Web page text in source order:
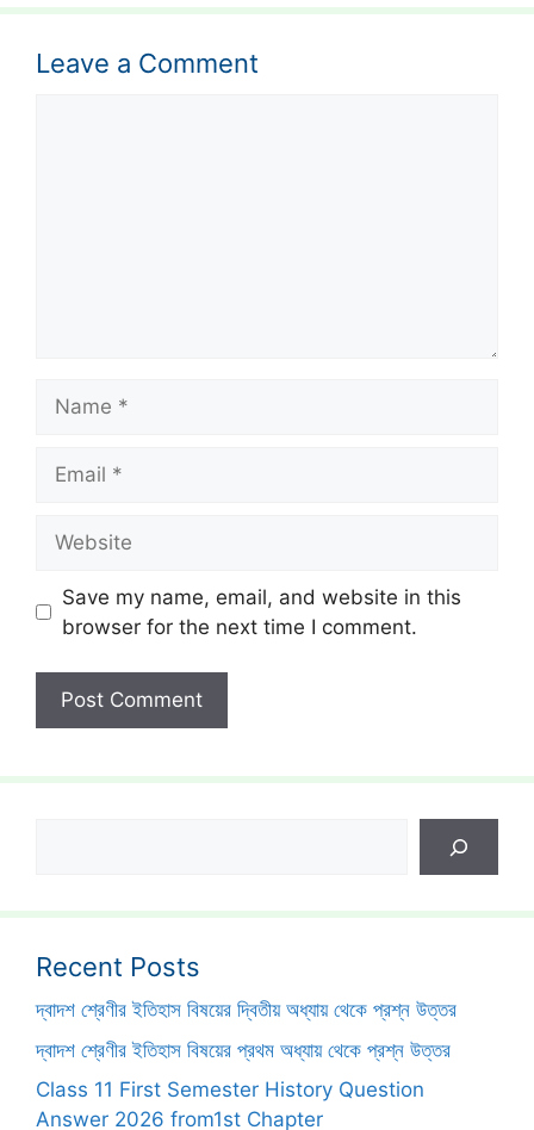
Leave a Comment
Save my name, email, and website in this
browser for the next time I comment.
Recent Posts
দ্বাদশ শ্রেণীর ইতিহাস বিষয়ের দ্বিতীয় অধ্যায় থেকে প্রশ্ন উত্তর
দ্বাদশ শ্রেণীর ইতিহাস বিষয়ের প্রথম অধ্যায় থেকে প্রশ্ন উত্তর
Class 11 First Semester History Question
Answer 2026 from1st Chapter